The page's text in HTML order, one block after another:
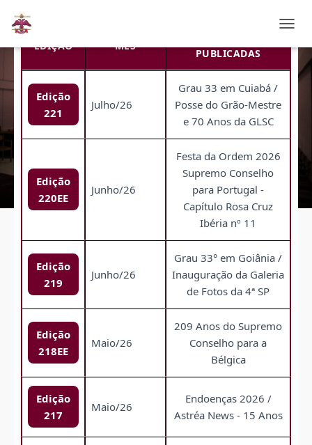
EDIÇÃO MÊS
PUBLICADAS
Edição
221
Julho/26
Grau 33 em Cuiabá /
Posse do Grão-Mestre
e 70 Anos da GLSC
Edição
220EE
Junho/26
Festa da Ordem 2026
Supremo Conselho
para Portugal -
Capítulo Rosa Cruz
Ibéria nº 11
Edição
219
Junho/26
Grau 33° em Goiânia /
Inauguração da Galeria
de Fotos da 4ª SP
Edição
218EE
Maio/26
209 Anos do Supremo
Conselho para a
Bélgica
Edição
217
Maio/26
Endoenças 2026 /
Astréa News - 15 Anos